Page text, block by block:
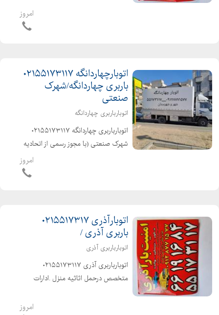
امروز
اتوبارچهاردانگه ۰۲۱۵۵۱۷۳۱۱۷
باربری چهاردانگه/شهرک
صنعتی
اتوبارباربری چهاردانگه
اتوبارباربری چهاردانگه ۰۲۱۵۵۱۷۳۱۱۷
شهرک صنعتی (با مجوز رسمی از اتحادیه
باربری ) متخصص درحمل اثاثیه منزلامروز
اتوبارآذری ۰۲۱۵۵۱۷۳۱۷
باربری آذری /
اتوبارباربری آذری
اتوبارباربری آذری ۰۲۱۵۵۱۷۳۱۱۷
متخصص درحمل اثاثیه منزل .ادارات
شهرو شهرستان کاررا به کاردان بسپاریدامروز